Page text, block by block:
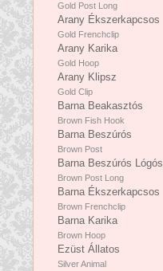
Gold Post Long
Arany Ékszerkapcsos
Gold Frenchclip
Arany Karika
Gold Hoop
Arany Klipsz
Gold Clip
Barna Beakasztós
Brown Fish Hook
Barna Beszúrós
Brown Post
Barna Beszúrós Lógós
Brown Post Long
Barna Ékszerkapcsos
Brown Frenchclip
Barna Karika
Brown Hoop
Ezüst Állatos
Silver Animal